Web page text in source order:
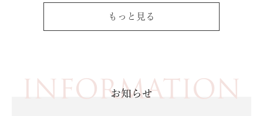
もっと見る
INFORMATION
お知らせ